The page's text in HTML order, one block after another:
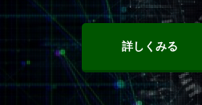
詳しくみる